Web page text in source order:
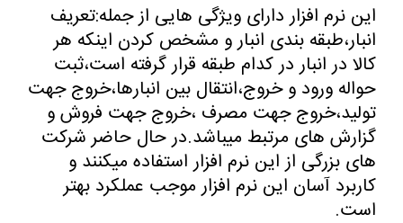
این نرم افزار دارای ویژگی هایی از جمله:تعریف
انبار،طبقه بندی انبار و مشخص کردن اینکه هر
کالا در انبار در کدام طبقه قرار گرفته است،ثبت
حواله ورود و خروج،انتقال بین انبارها،خروج جهت
تولید،خروج جهت مصرف ،خروج جهت فروش و
گزارش های مرتبط میباشد.در حال حاضر شرکت
های بزرگی از این نرم افزار استفاده میکنند و
کاربرد آسان این نرم افزار موجب عملکرد بهتر
است.